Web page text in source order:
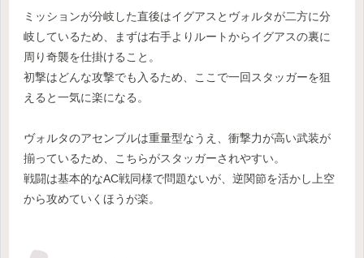
ミッションが分岐した直後はイグアスとヴォルタが二方に分
岐しているため、まずは右手よりルートからイグアスの裏に
周り奇襲を仕掛けること。
初撃はどんな攻撃でも入るため、ここで一回スタッガーを狙
えると一気に楽になる。
ヴォルタのアセンブルは重量型なうえ、衝撃力が高い武装が
揃っているため、こちらがスタッガーされやすい。
戦闘は基本的なAC戦同様で問題ないが、逆関節を活かし上空
から攻めていくほうが楽。